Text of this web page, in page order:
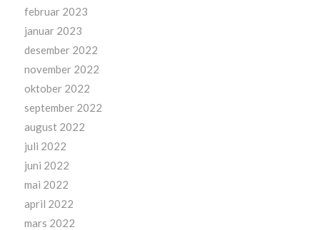
februar 2023
januar 2023
desember 2022
november 2022
oktober 2022
september 2022
august 2022
juli 2022
juni 2022
mai 2022
april 2022
mars 2022